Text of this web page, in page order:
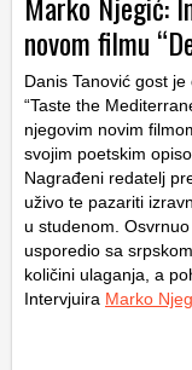
novom filmu
Danis Tanović gost
“Taste the
njegovim novim
svojim poetskim
Nagrađeni redatelj
uživo te pazariti
u studenom.
usporedio sa
količini ulaganja, a
Intervjuira Marko